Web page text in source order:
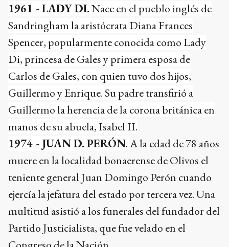
1961 - LADY DI.Nace en el pueblo inglés de
Sandringham la aristócrata Diana Frances
Spencer, popularmente conocida como Lady
Di, princesa de Gales y primera esposa de
Carlos de Gales, con quien tuvo dos hijos,
Guillermo y Enrique. Su padre transfirió a
Guillermo la herencia de la corona británica en
manos de su abuela, Isabel II.
1974 - JUAN D. PERÓN.A la edad de 78 años
muere en la localidad bonaerense de Olivos el
teniente general Juan Domingo Perón cuando
ejercía la jefatura del estado por tercera vez. Una
multitud asistió a los funerales del fundador del
Partido Justicialista, que fue velado en el